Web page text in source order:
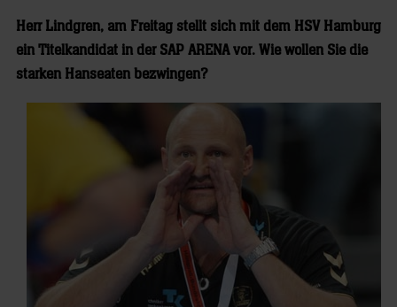
Herr Lindgren, am Freitag stellt sich mit dem HSV Hamburg
ein Titelkandidat in der SAP ARENA vor. Wie wollen Sie die
starken Hanseaten bezwingen?